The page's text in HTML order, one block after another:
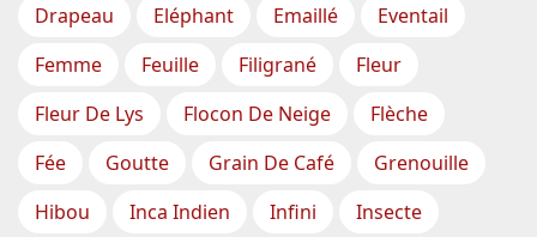
Drapeau
Eléphant Emaillé
Eventail
Femme
Feuille Filigrané
Fleur
Fleur De Lys
Flocon De Neige
Flèche
Fée
Goutte Grain De Café
Grenouille
Hibou
Inca Indien Infini
Insecte